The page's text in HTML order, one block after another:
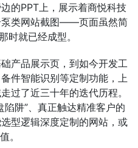
的PPT上，展示着商悦科技
泵类网站截图——页面虽然简
时就已经成型。
产品展示页，到如今开发工
件智能识别等定制功能，上
过了近三十年的迭代历程。
阱”、真正触达精准客户的
型逻辑深度定制的网站，或
。